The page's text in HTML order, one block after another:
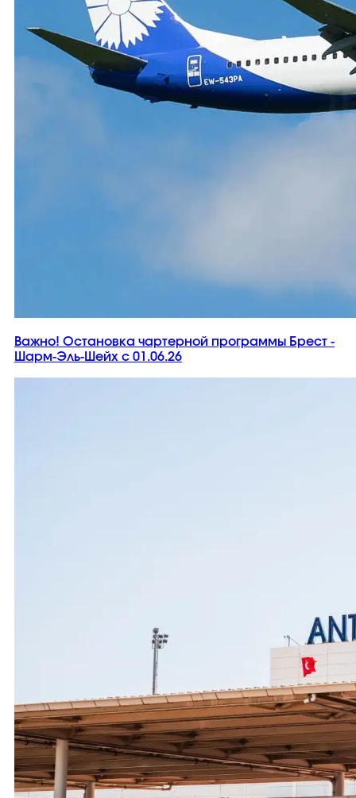
Важно! Остановка чартерной программы Брест -
Шарм-Эль-Шейх с 01.06.26